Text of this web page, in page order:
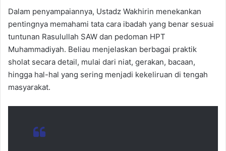
​Dalam penyampaiannya, Ustadz Wakhirin menekankan
pentingnya memahami tata cara ibadah yang benar sesuai
tuntunan Rasulullah SAW dan pedoman HPT
Muhammadiyah. Beliau menjelaskan berbagai praktik
sholat secara detail, mulai dari niat, gerakan, bacaan,
hingga hal-hal yang sering menjadi kekeliruan di tengah
masyarakat.